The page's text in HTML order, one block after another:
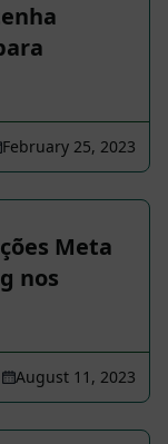
February 25, 2023
Meta
nos
August 11, 2023